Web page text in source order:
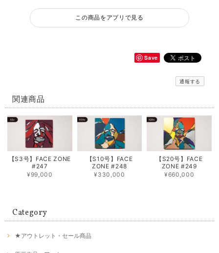
この商品をアプリで見る
Save
通報する
関連商品
【S3号】FACE ZONE
#247
¥99,000
【S10号】FACE
ZONE #248
¥330,000
【S20号】FACE
ZONE #249
¥660,000
Category
★アウトレット・セール商品